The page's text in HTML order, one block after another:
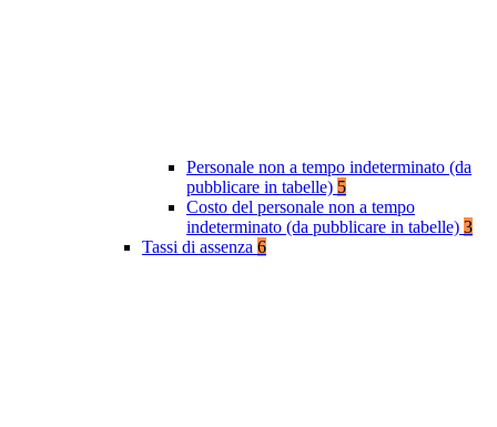
Personale non a tempo indeterminato (da
pubblicare in tabelle) 5
Costo del personale non a tempo
indeterminato (da pubblicare in tabelle) 3
Tassi di assenza 6